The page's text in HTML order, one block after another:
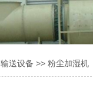
输送设备 >> 粉尘加湿机